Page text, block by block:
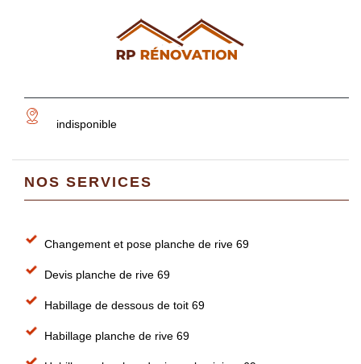
indisponible
NOS SERVICES
Changement et pose planche de rive 69
Devis planche de rive 69
Habillage de dessous de toit 69
Habillage planche de rive 69